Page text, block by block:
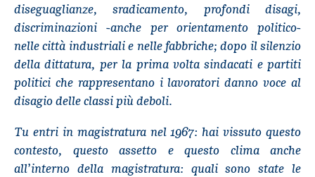
diseguaglianze, sradicamento, profondi disagi,
discriminazioni -anche per orientamento politico-
nelle città industriali e nelle fabbriche; dopo il silenzio
della dittatura, per la prima volta sindacati e partiti
politici che rappresentano i lavoratori danno voce al
disagio delle classi più deboli.
Tu entri in magistratura nel 1967: hai vissuto questo
contesto, questo assetto e questo clima anche
all’interno della magistratura: quali sono state le